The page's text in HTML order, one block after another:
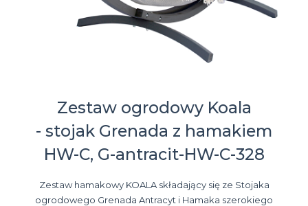
Zestaw ogrodowy Koala
- stojak Grenada z hamakiem
HW-C, G-antracit-HW-C-328
Zestaw hamakowy KOALA składający się ze Stojaka
ogrodowego Grenada Antracyt i Hamaka szerokiego